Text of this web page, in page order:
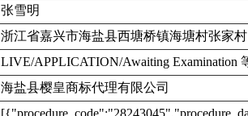
张雪明
浙江省嘉兴市海盐县西塘桥镇海塘村张家
LIVE/APPLICATION/Awaiting Examination
海盐县樱皇商标代理有限公司